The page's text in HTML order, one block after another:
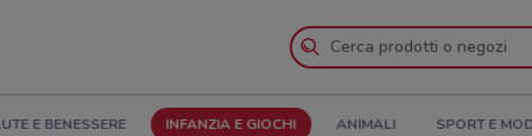
E BENESSERE INFANZIA E GIOCHI ANIMALI SPORT E